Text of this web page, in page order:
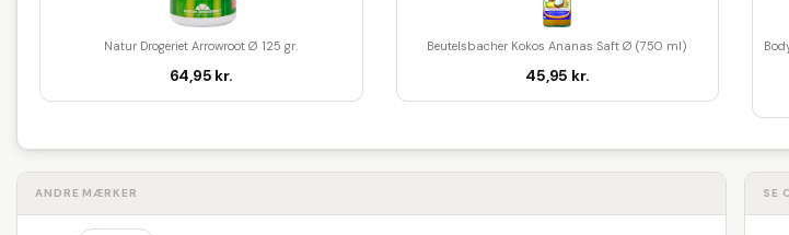
Natur Drogeriet Arrowroot Ø 125 gr.
64,95 kr.
Beutelsbacher Kokos Ananas Saft Ø (750 ml)
45,95 kr.
ANDRE MÆRKER SE